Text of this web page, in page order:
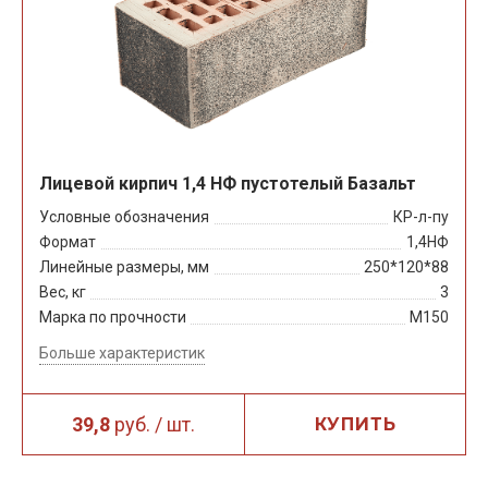
39,8 руб. / шт. КУПИТЬ
Лицевой кирпич 1,4 НФ пустотелый Базальт
Условные обозначения
КР-л-пу
Формат
1,4НФ
Линейные размеры, мм
250*120*88
Вес, кг
3
Марка по прочности
М150
Больше характеристик